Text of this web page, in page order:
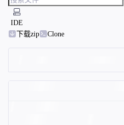
IDE
下载zip
Clone